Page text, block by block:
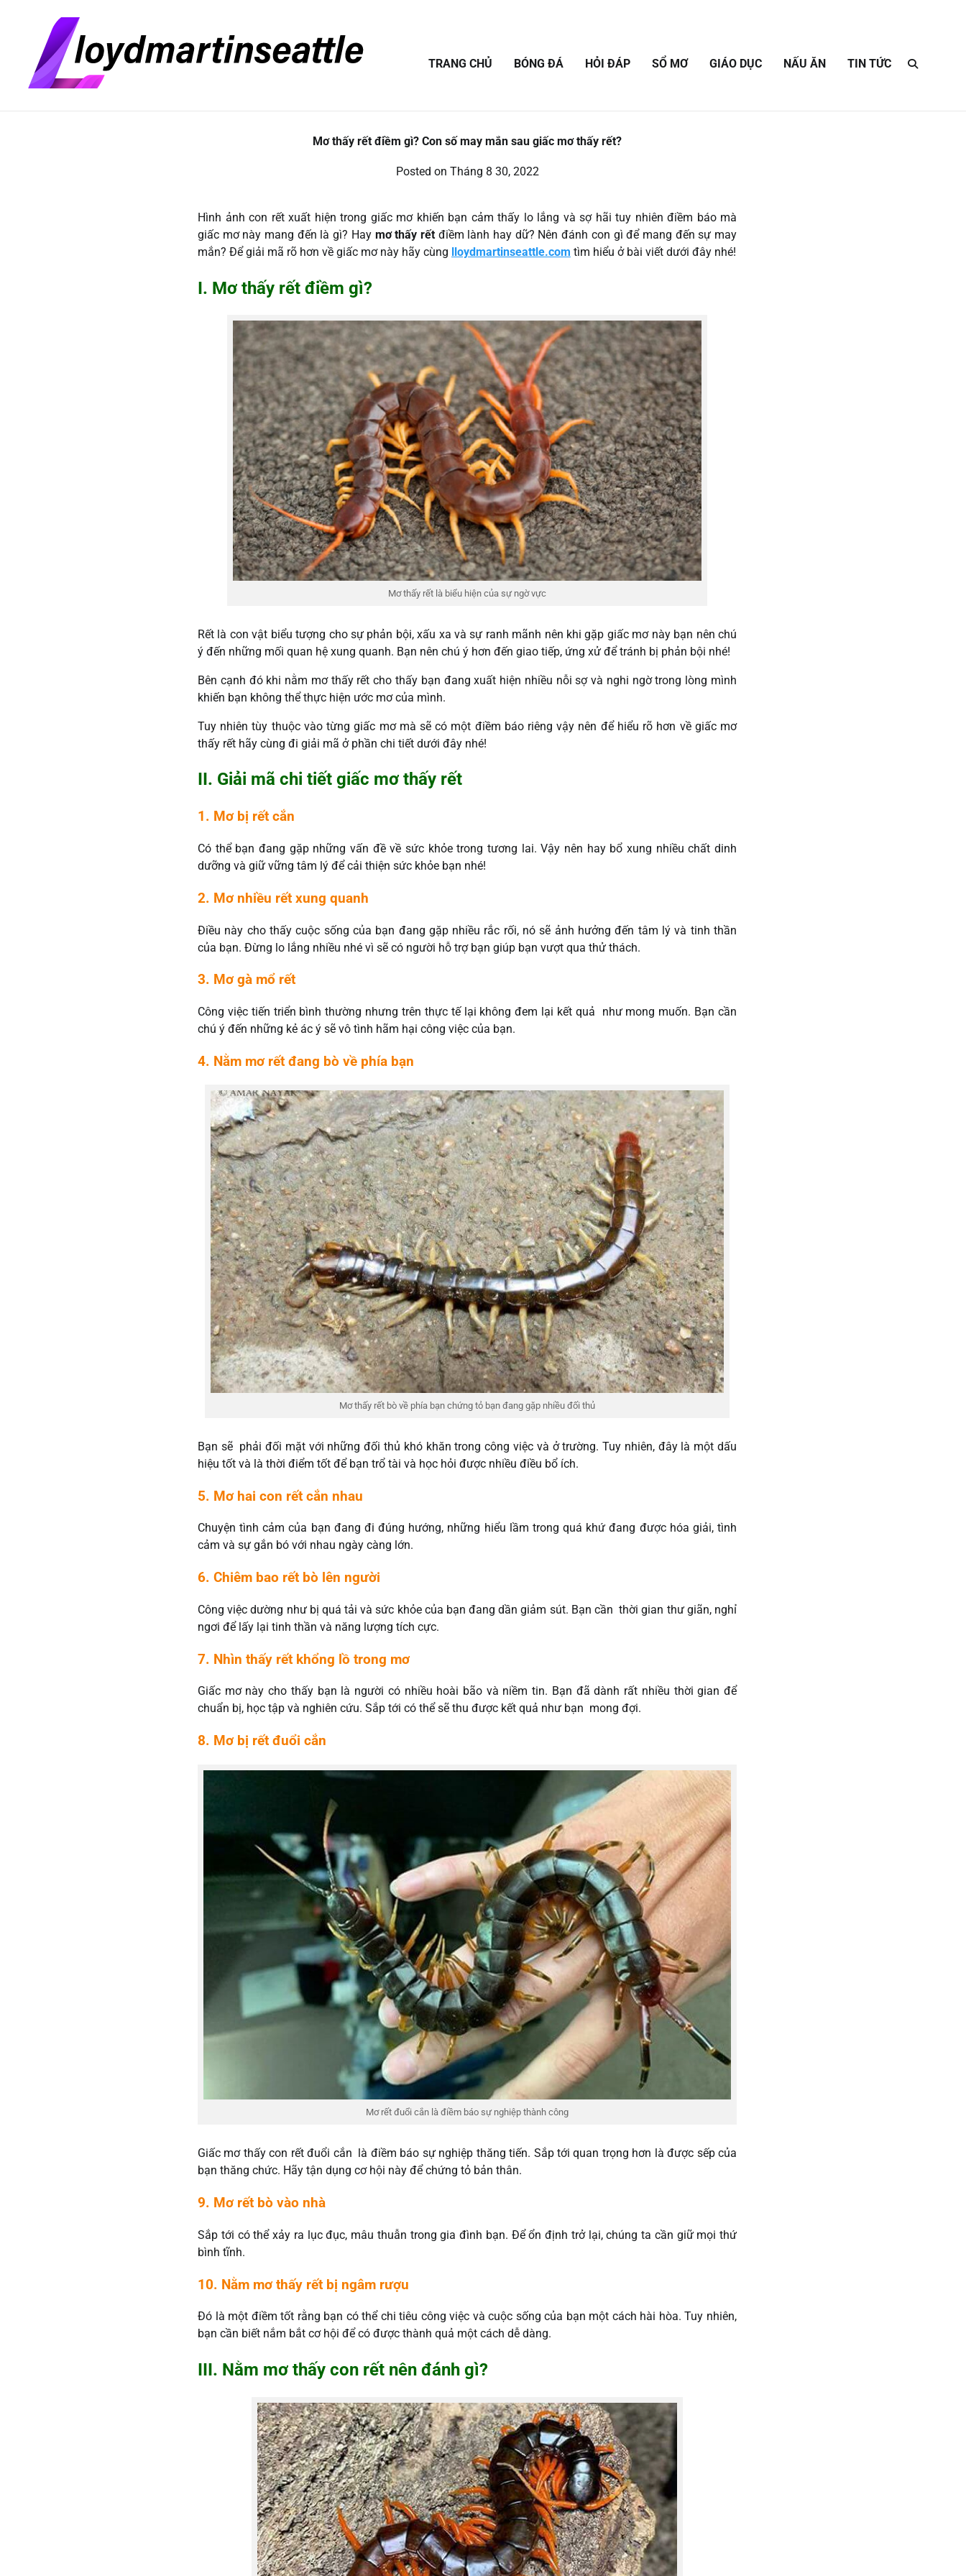
TRANG CHỦ BÓNG ĐÁ HỎI ĐÁP SỔ MƠ GIÁO DỤC NẤU ĂN TIN TỨC
Mơ thấy rết điềm gì? Con số may mắn sau giấc mơ thấy rết?
Posted on Tháng 8 30, 2022
Hình ảnh con rết xuất hiện trong giấc mơ khiến bạn cảm thấy lo lắng và sợ hãi tuy nhiên điềm báo mà
giấc mơ này mang đến là gì? Hay mơ thấy rết điềm lành hay dữ? Nên đánh con gì để mang đến sự may
mắn? Để giải mã rõ hơn về giấc mơ này hãy cùng lloydmartinseattle.com tìm hiểu ở bài viết dưới đây nhé!
I. Mơ thấy rết điềm gì?
Mơ thấy rết là biểu hiện của sự ngờ vực
Rết là con vật biểu tượng cho sự phản bội, xấu xa và sự ranh mãnh nên khi gặp giấc mơ này bạn nên chú
ý đến những mối quan hệ xung quanh. Bạn nên chú ý hơn đến giao tiếp, ứng xử để tránh bị phản bội nhé!
Bên cạnh đó khi nằm mơ thấy rết cho thấy bạn đang xuất hiện nhiều nỗi sợ và nghi ngờ trong lòng mình
khiến bạn không thể thực hiện ước mơ của mình.
Tuy nhiên tùy thuộc vào từng giấc mơ mà sẽ có một điềm báo riêng vậy nên để hiểu rõ hơn về giấc mơ
thấy rết hãy cùng đi giải mã ở phần chi tiết dưới đây nhé!
II. Giải mã chi tiết giấc mơ thấy rết
1. Mơ bị rết cắn
Có thể bạn đang gặp những vấn đề về sức khỏe trong tương lai. Vậy nên hay bổ xung nhiều chất dinh
dưỡng và giữ vững tâm lý để cải thiện sức khỏe bạn nhé!
2. Mơ nhiều rết xung quanh
Điều này cho thấy cuộc sống của bạn đang gặp nhiều rắc rối, nó sẽ ảnh hưởng đến tâm lý và tinh thần
của bạn. Đừng lo lắng nhiều nhé vì sẽ có người hỗ trợ bạn giúp bạn vượt qua thử thách.
3. Mơ gà mổ rết
Công việc tiến triển bình thường nhưng trên thực tế lại không đem lại kết quả như mong muốn. Bạn cần
chú ý đến những kẻ ác ý sẽ vô tình hãm hại công việc của bạn.
4. Nằm mơ rết đang bò về phía bạn
Mơ thấy rết bò về phía bạn chứng tỏ bạn đang gặp nhiều đối thủ
Bạn sẽ phải đối mặt với những đối thủ khó khăn trong công việc và ở trường. Tuy nhiên, đây là một dấu
hiệu tốt và là thời điểm tốt để bạn trổ tài và học hỏi được nhiều điều bổ ích.
5. Mơ hai con rết cắn nhau
Chuyện tình cảm của bạn đang đi đúng hướng, những hiểu lầm trong quá khứ đang được hóa giải, tình
cảm và sự gắn bó với nhau ngày càng lớn.
6. Chiêm bao rết bò lên người
Công việc dường như bị quá tải và sức khỏe của bạn đang dần giảm sút. Bạn cần thời gian thư giãn, nghỉ
ngơi để lấy lại tinh thần và năng lượng tích cực.
7. Nhìn thấy rết khổng lồ trong mơ
Giấc mơ này cho thấy bạn là người có nhiều hoài bão và niềm tin. Bạn đã dành rất nhiều thời gian để
chuẩn bị, học tập và nghiên cứu. Sắp tới có thể sẽ thu được kết quả như bạn mong đợi.
8. Mơ bị rết đuổi cắn
Mơ rết đuổi cắn là điềm báo sự nghiệp thành công
Giấc mơ thấy con rết đuổi cắn là điềm báo sự nghiệp thăng tiến. Sắp tới quan trọng hơn là được sếp của
bạn thăng chức. Hãy tận dụng cơ hội này để chứng tỏ bản thân.
9. Mơ rết bò vào nhà
Sắp tới có thể xảy ra lục đục, mâu thuẫn trong gia đình bạn. Để ổn định trở lại, chúng ta cần giữ mọi thứ
bình tĩnh.
10. Nằm mơ thấy rết bị ngâm rượu
Đó là một điềm tốt rằng bạn có thể chi tiêu công việc và cuộc sống của bạn một cách hài hòa. Tuy nhiên,
bạn cần biết nắm bắt cơ hội để có được thành quả một cách dễ dàng.
III. Nằm mơ thấy con rết nên đánh gì?